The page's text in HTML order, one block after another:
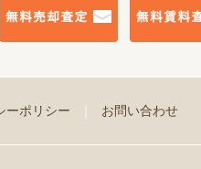
ーポリシー お問い合わせ